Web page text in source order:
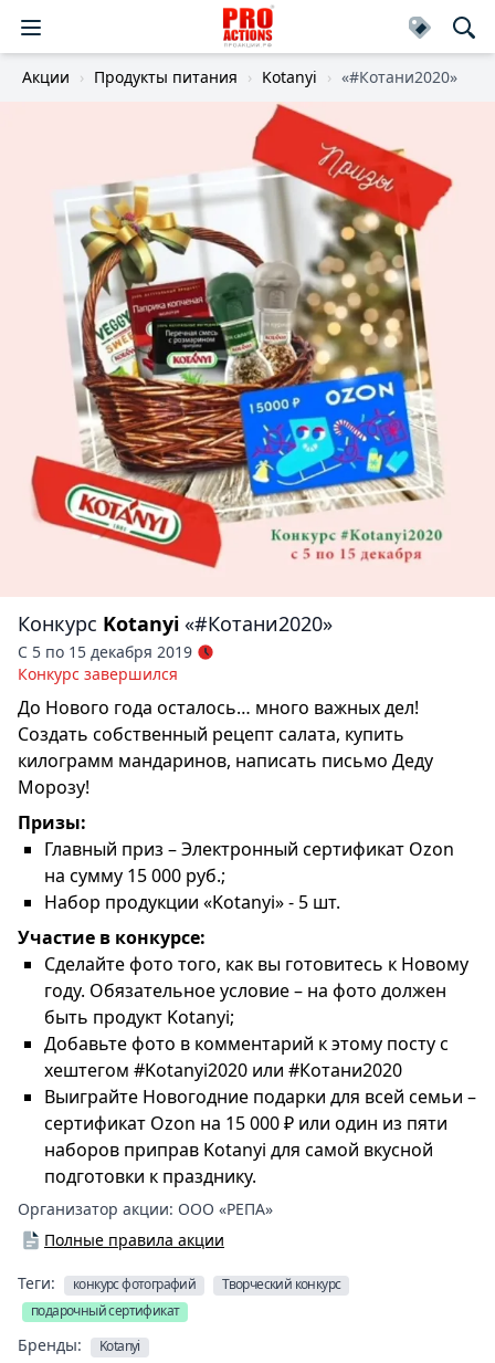
Акции Продукты питания Kotanyi «#Котани2020»
Конкурс Kotanyi «#Котани2020»
С 5 по 15 декабря 2019
Конкурс завершился
До Нового года осталось… много важных дел!
Создать собственный рецепт салата, купить
килограмм мандаринов, написать письмо Деду
Морозу!
Призы:
Главный приз – Электронный сертификат Ozon
на сумму 15 000 руб.;
Набор продукции «Kotanyi» - 5 шт.
Участие в конкурсе:
Сделайте фото того, как вы готовитесь к Новому
году. Обязательное условие – на фото должен
быть продукт Kotanyi;
Добавьте фото в комментарий к этому посту с
хештегом #Kotanyi2020 или #Котани2020
Выиграйте Новогодние подарки для всей семьи –
сертификат Ozon на 15 000 ₽ или один из пяти
наборов приправ Kotanyi для самой вкусной
подготовки к празднику.
Организатор акции: ООО «РЕПА»
Полные правила акции
Теги: конкурс фотографий
Творческий конкурс
подарочный сертификат
Бренды:
Kotanyi